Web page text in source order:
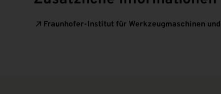
Fraunhofer-Institut für Werkzeugmaschinen